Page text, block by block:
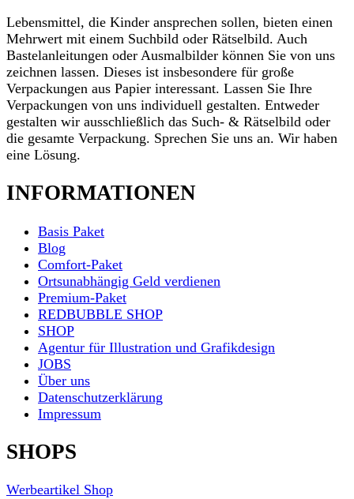
Lebensmittel, die Kinder ansprechen sollen, bieten einen
Mehrwert mit einem Suchbild oder Rätselbild. Auch
Bastelanleitungen oder Ausmalbilder können Sie von uns
zeichnen lassen. Dieses ist insbesondere für große
Verpackungen aus Papier interessant. Lassen Sie Ihre
Verpackungen von uns individuell gestalten. Entweder
gestalten wir ausschließlich das Such- & Rätselbild oder
die gesamte Verpackung. Sprechen Sie uns an. Wir haben
eine Lösung.
INFORMATIONEN
Basis Paket
Blog
Comfort-Paket
Ortsunabhängig Geld verdienen
Premium-Paket
REDBUBBLE SHOP
SHOP
Agentur für Illustration und Grafikdesign
JOBS
Über uns
Datenschutzerklärung
Impressum
SHOPS
Werbeartikel Shop